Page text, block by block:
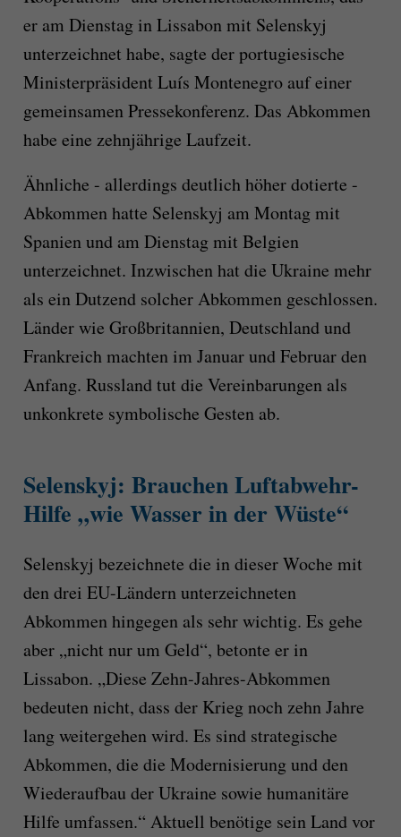
er am Dienstag in Lissabon mit Selenskyj
unterzeichnet habe, sagte der portugiesische
Ministerpräsident Luís Montenegro auf einer
gemeinsamen Pressekonferenz. Das Abkommen
habe eine zehnjährige Laufzeit.
Ähnliche - allerdings deutlich höher dotierte -
Abkommen hatte Selenskyj am Montag mit
Spanien und am Dienstag mit Belgien
unterzeichnet. Inzwischen hat die Ukraine mehr
als ein Dutzend solcher Abkommen geschlossen.
Länder wie Großbritannien, Deutschland und
Frankreich machten im Januar und Februar den
Anfang. Russland tut die Vereinbarungen als
unkonkrete symbolische Gesten ab.
Selenskyj: Brauchen Luftabwehr-
Hilfe „wie Wasser in der Wüste“
Selenskyj bezeichnete die in dieser Woche mit
den drei EU-Ländern unterzeichneten
Abkommen hingegen als sehr wichtig. Es gehe
aber „nicht nur um Geld“, betonte er in
Lissabon. „Diese Zehn-Jahres-Abkommen
bedeuten nicht, dass der Krieg noch zehn Jahre
lang weitergehen wird. Es sind strategische
Abkommen, die die Modernisierung und den
Wiederaufbau der Ukraine sowie humanitäre
Hilfe umfassen.“ Aktuell benötige sein Land vor